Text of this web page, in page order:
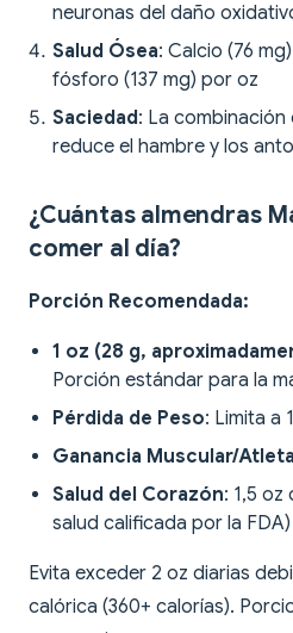
neuronas del daño
Salud Ósea: Calcio (76
fósforo (137 mg) por oz
Saciedad: La
reduce el hambre y los
¿Cuántas almendras
comer al día?
Porción Recomendada:
1 oz (28 g,
Porción estándar para la
Pérdida de Peso: Limita a
Ganancia Muscular/
Salud del Corazón: 1,5 oz
salud calificada por la FDA)
Evita exceder 2 oz diarias
calórica (360+ calorías).